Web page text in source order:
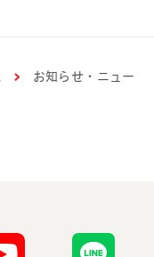
お知らせ・ニュー